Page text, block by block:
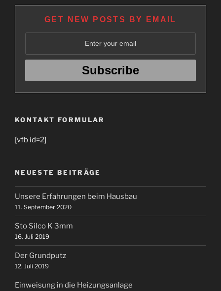
GET NEW POSTS BY EMAIL
KONTAKT FORMULAR
[vfb id=2]
NEUESTE BEITRÄGE
Unsere Erfahrungen beim Hausbau
11. September 2020
Sto Silco K 3mm
16. Juli 2019
Der Grundputz
12. Juli 2019
Einweisung in die Heizungsanlage